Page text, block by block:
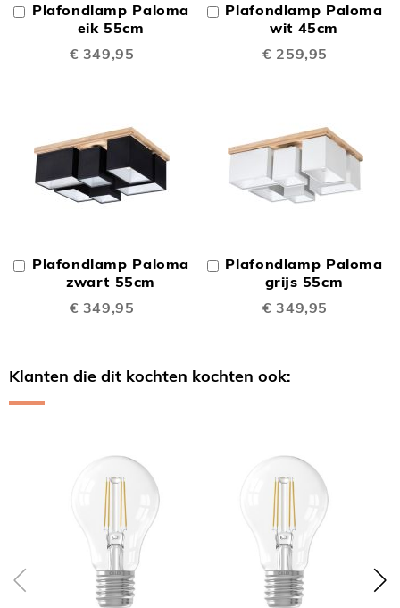
Plafondlamp Paloma
eik 55cm
€ 349,95
In
Winkelwagen
Plafondlamp Paloma
wit 45cm
€ 259,95
In
Winkelwagen
Plafondlamp Paloma
zwart 55cm
€ 349,95
In
Winkelwagen
Plafondlamp Paloma
grijs 55cm
€ 349,95
In
Winkelwagen
Klanten die dit kochten kochten ook: